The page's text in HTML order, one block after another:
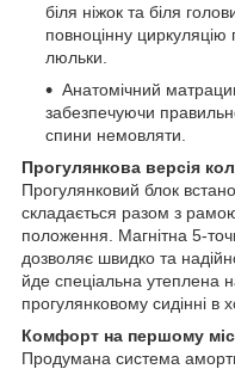
біля ніжок та біля
повноцінну
люльки.
Анатомічний
забезпечуючи
спини немовляти.
Прогулянкова версія
Прогулянковий блок
складається разом з
положення. Магнітна 5-
дозволяє швидко та
йде спеціальна утеплена
прогулянковому сидінні в
Комфорт на першому
Продумана система